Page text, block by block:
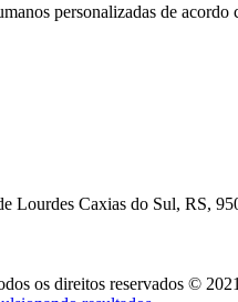
personalizadas de acordo
Lourdes Caxias do Sul, RS,
os direitos reservados © 2021